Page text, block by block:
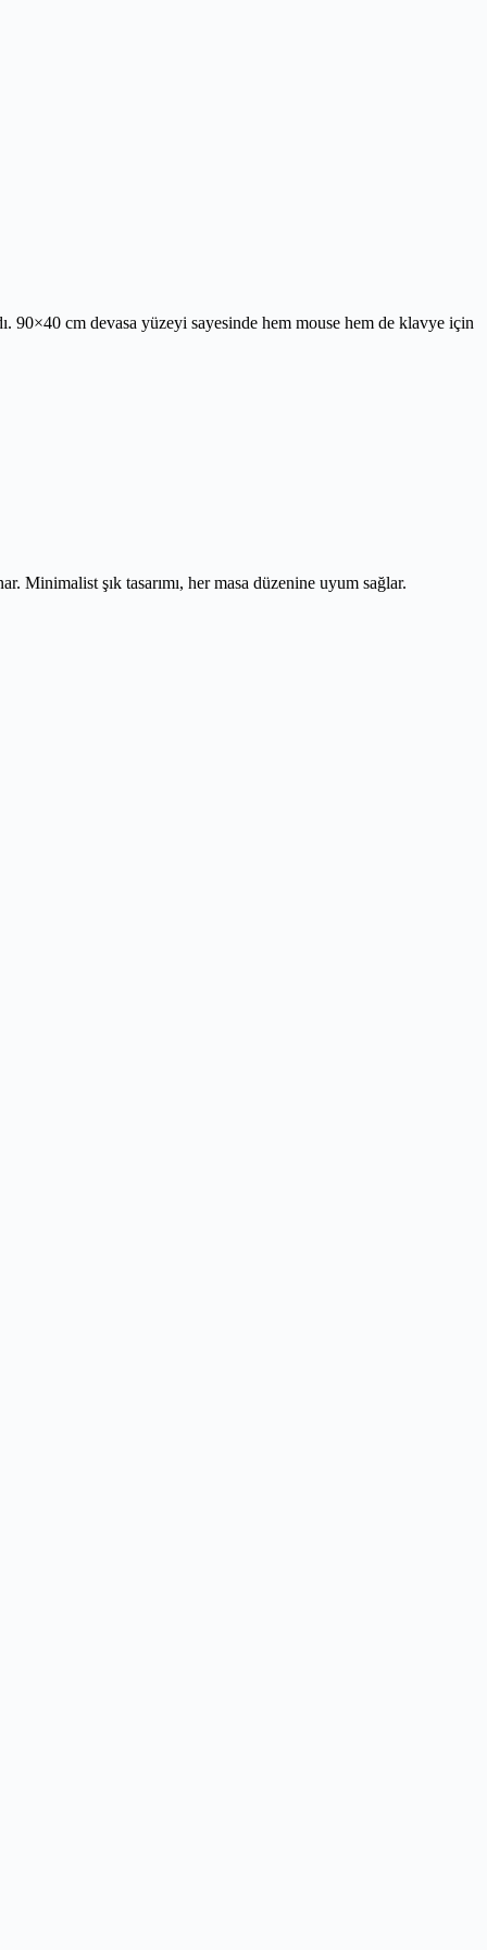
90×40 cm devasa yüzeyi sayesinde hem mouse hem de klavye için
Minimalist şık tasarımı, her masa düzenine uyum sağlar.